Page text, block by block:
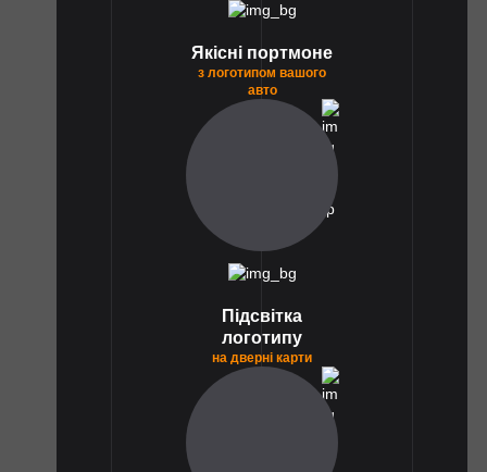
Якісні портмоне
з логотипом вашого
авто
Підсвітка
логотипу
на дверні карти